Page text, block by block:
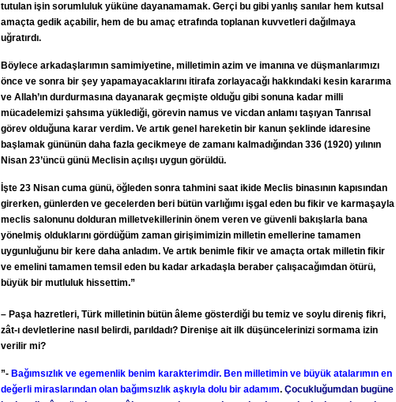
tutulan işin sorumluluk yüküne dayanamamak. Gerçi bu gibi yanlış sanılar hem kutsal
amaçta gedik açabilir, hem de bu amaç etrafında toplanan kuvvetleri dağılmaya
uğratırdı.
Böylece arkadaşlarımın samimiyetine, milletimin azim ve imanına ve düşmanlarımızı
önce ve sonra bir şey yapamayacaklarını itirafa zorlayacağı hakkındaki kesin kararıma
ve Allah’ın durdurmasına dayanarak geçmişte olduğu gibi sonuna kadar milli
mücadelemizi şahsıma yüklediği, görevin namus ve vicdan anlamı taşıyan Tanrısal
görev olduğuna karar verdim. Ve artık genel hareketin bir kanun şeklinde idaresine
başlamak gününün daha fazla gecikmeye de zamanı kalmadığından 336 (1920) yılının
Nisan 23’üncü günü Meclisin açılışı uygun görüldü.
İşte 23 Nisan cuma günü, öğleden sonra tahmini saat ikide Meclis binasının kapısından
girerken, günlerden ve gecelerden beri bütün varlığımı işgal eden bu fikir ve karmaşayla
meclis salonunu dolduran milletvekillerinin önem veren ve güvenli bakışlarla bana
yönelmiş olduklarını gördüğüm zaman girişimimizin milletin emellerine tamamen
uygunluğunu bir kere daha anladım. Ve artık benimle fikir ve amaçta ortak milletin fikir
ve emelini tamamen temsil eden bu kadar arkadaşla beraber çalışacağımdan ötürü,
büyük bir mutluluk hissettim.”
– Paşa hazretleri, Türk milletinin bütün âleme gösterdiği bu temiz ve soylu direniş fikri,
zât-ı devletlerine nasıl belirdi, parıldadı? Direnişe ait ilk düşüncelerinizi sormama izin
verilir mi?
”- Bağımsızlık ve egemenlik benim karakterimdir. Ben milletimin ve büyük atalarımın en
değerli miraslarından olan bağımsızlık aşkıyla dolu bir adamım. Çocukluğumdan bugüne